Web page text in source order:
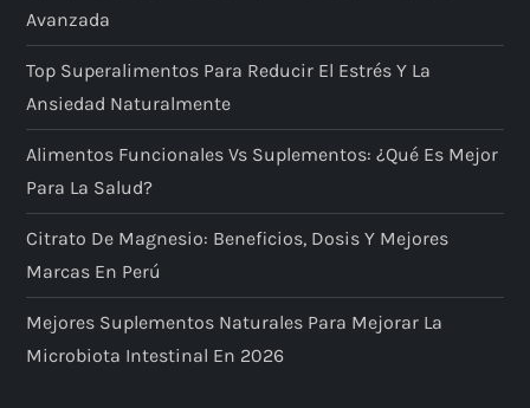
Avanzada
Top Superalimentos Para Reducir El Estrés Y La
Ansiedad Naturalmente
Alimentos Funcionales Vs Suplementos: ¿qué Es Mejor
Para La Salud?
Citrato De Magnesio: Beneficios, Dosis Y Mejores
Marcas En Perú
Mejores Suplementos Naturales Para Mejorar La
Microbiota Intestinal En 2026